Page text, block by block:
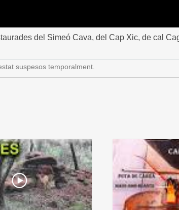
del Simeó Cava, del Cap Xic, de cal
suspesos temporalment.